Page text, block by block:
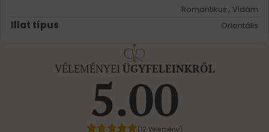
Romantikus , Vidám
Illat típus Orientális
VÉLEMÉNYEI ÜGYFELEINKRŐL
5.00
(12 Vélemény)